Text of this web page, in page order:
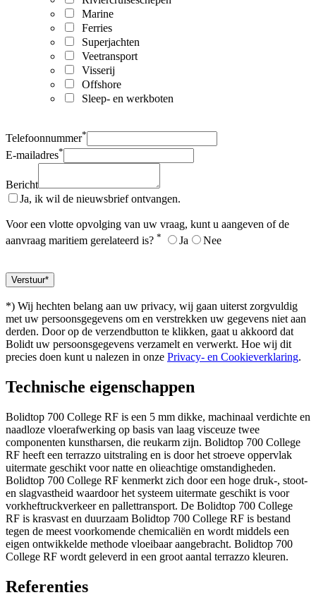
Marine
Ferries
Superjachten
Veetransport
Visserij
Offshore
Sleep- en werkboten
Telefoonnummer*
E-mailadres*
Bericht
Ja, ik wil de nieuwsbrief ontvangen.
Voor een vlotte opvolging van uw vraag, kunt u aangeven of de
aanvraag maritiem gerelateerd is? * Ja Nee
*) Wij hechten belang aan uw privacy, wij gaan uiterst zorgvuldig
met uw persoonsgegevens om en verstrekken uw gegevens niet aan
derden. Door op de verzendbutton te klikken, gaat u akkoord dat
Bolidt uw persoonsgegevens verzamelt en verwerkt. Hoe wij dit
precies doen kunt u nalezen in onze Privacy- en Cookieverklaring.
Technische eigenschappen
Bolidtop 700 College RF is een 5 mm dikke, machinaal verdichte en
naadloze vloerafwerking op basis van laag visceuze twee
componenten kunstharsen, die reukarm zijn. Bolidtop 700 College
RF heeft een terrazzo uitstraling en is door het stroeve oppervlak
uitermate geschikt voor natte en olieachtige omstandigheden.
Bolidtop 700 College RF kenmerkt zich door een hoge druk-, stoot-
en slagvastheid waardoor het systeem uitermate geschikt is voor
vorkheftruckverkeer en pallettransport. De Bolidtop 700 College
RF is krasvast en duurzaam Bolidtop 700 College RF is bestand
tegen de meest voorkomende chemicaliën en wordt middels een
eigen ontwikkelde methode vloeibaar aangebracht. Bolidtop 700
College RF wordt geleverd in een groot aantal terrazzo kleuren.
Referenties